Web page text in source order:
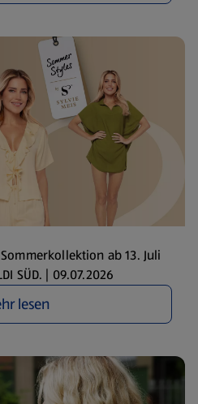
ab 13. Juli
SÜD. | 09.07.2026
lesen